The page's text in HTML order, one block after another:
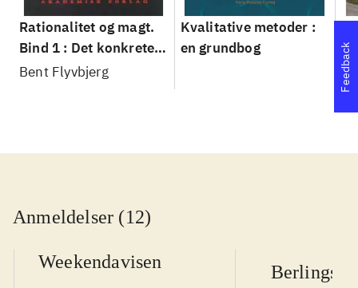
Rationalitet og magt.
Bind 1 : Det konkretes
videnskab
Bent Flyvbjerg
Kvalitative metoder :
en grundbog
Anmeldelser (12)
Weekendavisen
Feedback